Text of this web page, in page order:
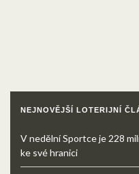
NEJNOVĚJŠÍ LOTERIJNÍ
V nedělní Sportce je 228
ke své hranici